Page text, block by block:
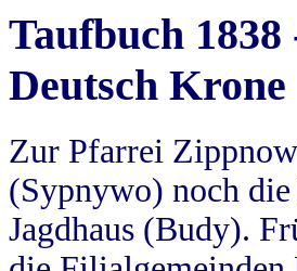
Taufbuch
Deutsch Krone
Zur Pfarrei
(Sypnywo) noch
Jagdhaus (Budy).